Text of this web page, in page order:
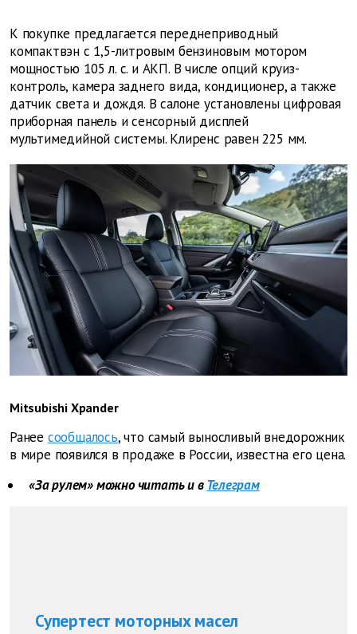
К покупке предлагается переднеприводный
компактвэн с 1,5-литровым бензиновым мотором
мощностью 105 л. с. и АКП. В числе опций круиз-
контроль, камера заднего вида, кондиционер, а также
датчик света и дождя. В салоне установлены цифровая
приборная панель и сенсорный дисплей
мультимедийной системы. Клиренс равен 225 мм.
Mitsubishi Xpander
Ранее сообщалось, что самый выносливый внедорожник
в мире появился в продаже в России, известна его цена.
«За рулем» можно читать и вТелеграм
Супертест моторных масел